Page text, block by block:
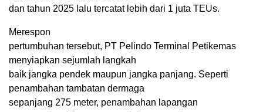
dan tahun 2025 lalu tercatat lebih dari 1 juta TEUs.
Merespon
pertumbuhan tersebut, PT Pelindo Terminal Petikemas
menyiapkan sejumlah langkah
baik jangka pendek maupun jangka panjang. Seperti
penambahan tambatan dermaga
sepanjang 275 meter, penambahan lapangan